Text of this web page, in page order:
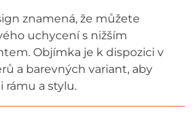
znamená, že můžete
uchycení s nižším
Objímka je k dispozici v
a barevných variant, aby
rámu a stylu.